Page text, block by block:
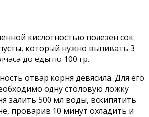
кислотностью полезен сок
который нужно выпивать 3
до еды по 100 гр.
отвар корня девясила. Для его
одну столовую ложку
залить 500 мл воды, вскипятить
проварив 10 минут охладить и